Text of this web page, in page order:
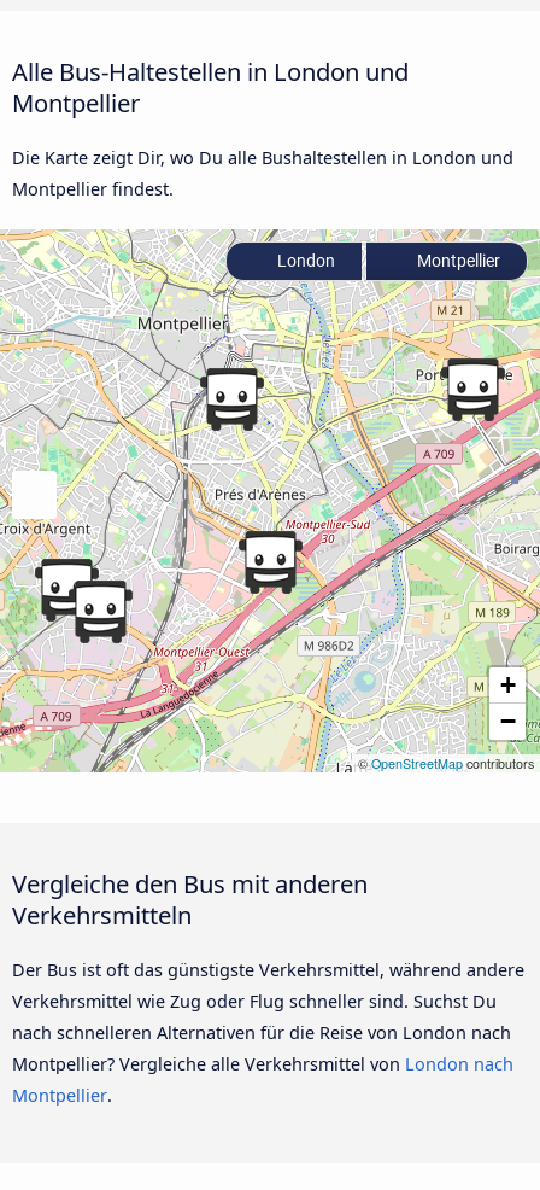
Alle Bus-Haltestellen in London und
Montpellier
Die Karte zeigt Dir, wo Du alle Bushaltestellen in London und
Montpellier findest.
+
−
©OpenStreetMap contributors
London Montpellier
Vergleiche den Bus mit anderen
Verkehrsmitteln
Der Bus ist oft das günstigste Verkehrsmittel, während andere
Verkehrsmittel wie Zug oder Flug schneller sind. Suchst Du
nach schnelleren Alternativen für die Reise von London nach
Montpellier? Vergleiche alle Verkehrsmittel von London nach
Montpellier.